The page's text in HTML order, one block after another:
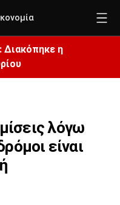
Διακόπηκε η
λόγω
είναι